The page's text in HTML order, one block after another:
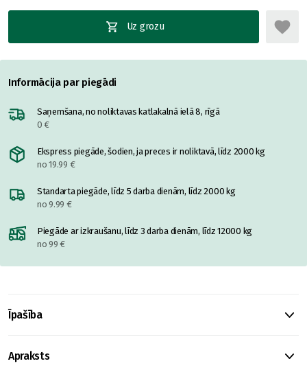
Uz grozu
Informācija par piegādi
Saņemšana, no noliktavas katlakalnā ielā 8, rīgā
0 €
Ekspress piegāde, šodien, ja preces ir noliktavā, līdz 2000 kg
no 19.99 €
Standarta piegāde, līdz 5 darba dienām, līdz 2000 kg
no 9.99 €
Piegāde ar izkraušanu, līdz 3 darba dienām, līdz 12000 kg
no 99 €
Īpašība
Apraksts